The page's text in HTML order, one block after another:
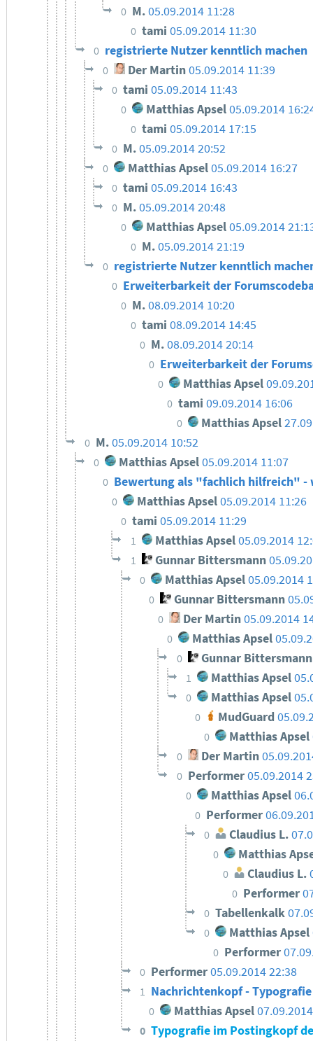
0 M.05.09.2014 11:28
0 tami 05.09.2014 11:30
0 registrierte Nutzer kenntlich machen
0 Der Martin05.09.2014 11:39
0 tami05.09.2014 11:43
0 Matthias Apsel05.09.2014
0 tami 05.09.2014 17:15
0 M.05.09.2014 20:52
0 Matthias Apsel05.09.2014 16:27
0 tami05.09.2014 16:43
0 M.05.09.2014 20:48
0 Matthias Apsel05.09.2014
0 M.05.09.2014 21:19
0 registrierte Nutzer kenntlich
0 Erweiterbarkeit der
0 M.08.09.2014 10:20
0 tami 08.09.2014 14:45
0 M.08.09.2014 20:14
0 Erweiterbarkeit der
0 Matthias Apsel
0 tami09.09.2014 16:06
0 Matthias Apsel
0 M.05.09.2014 10:52
0 Matthias Apsel 05.09.2014 11:07
0 Bewertung als "fachlich hilfreich" -
0 Matthias Apsel05.09.2014 11:26
0 tami05.09.2014 11:29
1 Matthias Apsel05.09.2014
1 Gunnar Bittersmann
0 Matthias Apsel 05.09.2014
0 Gunnar Bittersmann
0 Der Martin05.09.2014
0 Matthias Apsel
0 Gunnar Bittersmann
1 Matthias Apsel
0 Matthias Apsel
0 MudGuard
0 Matthias Apsel
0 Der Martin
0 Performer05.09.2014
0 Matthias Apsel
0 Performer
0 Claudius L.
0 Matthias
0 Claudius L.
0 Performer
0 Tabellenkalk
0 Matthias Apsel
0 Performer
0 Performer05.09.2014 22:38
1 Nachrichtenkopf -
0 Matthias Apsel
0 Typografie im Postingkopf